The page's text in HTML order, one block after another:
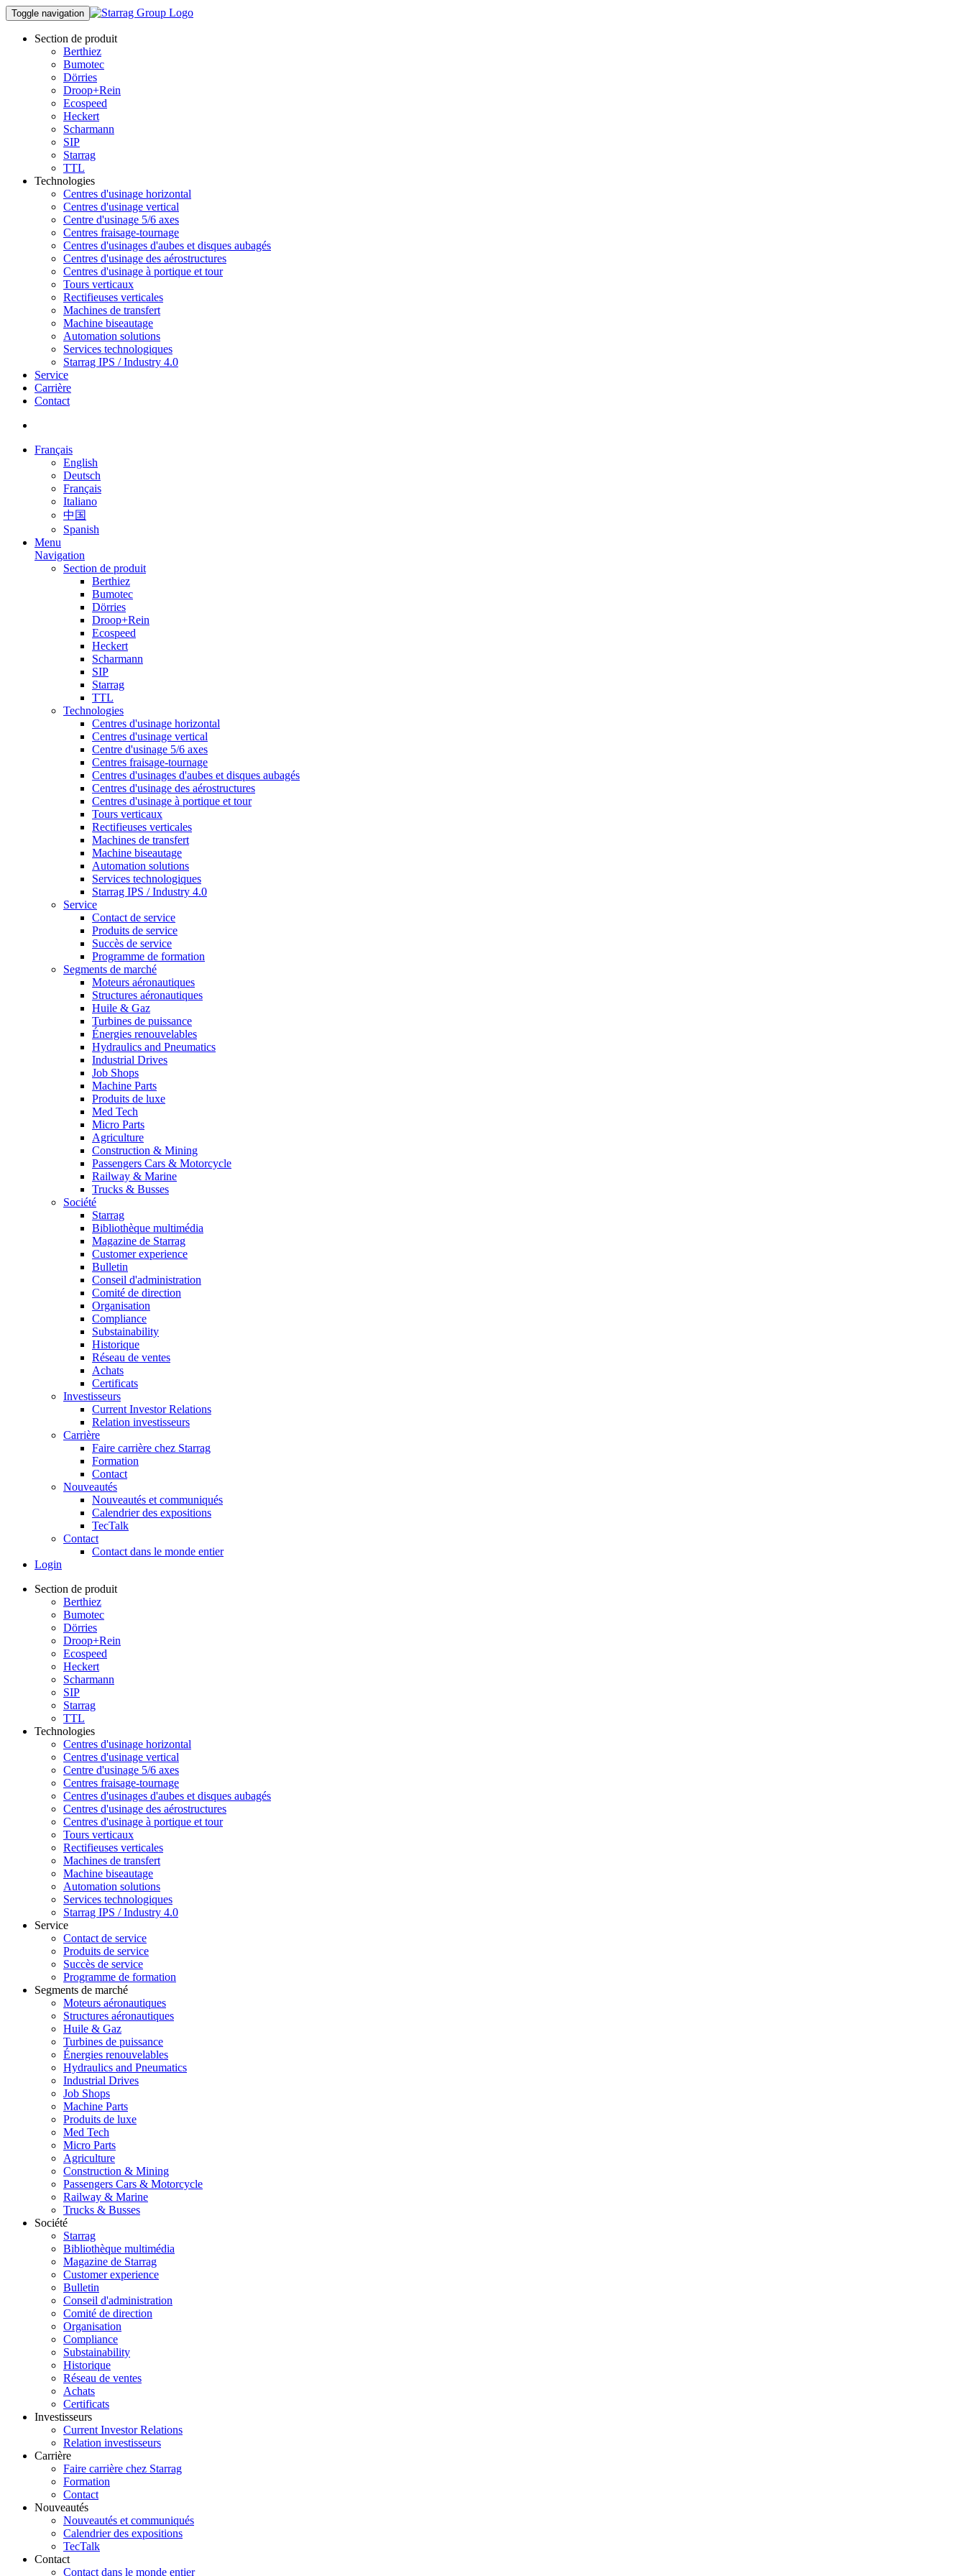
Toggle navigation
Section de produit
Berthiez
Bumotec
Dörries
Droop+Rein
Ecospeed
Heckert
Scharmann
SIP
Starrag
TTL
Technologies
Centres d'usinage horizontal
Centres d'usinage vertical
Centre d'usinage 5/6 axes
Centres fraisage-tournage
Centres d'usinages d'aubes et disques aubagés
Centres d'usinage des aérostructures
Centres d'usinage à portique et tour
Tours verticaux
Rectifieuses verticales
Machines de transfert
Machine biseautage
Automation solutions
Services technologiques
Starrag IPS / Industry 4.0
Service
Carrière
Contact
Français
English
Deutsch
Français
Italiano
中国
Spanish
Menu
Navigation
Section de produit
Berthiez
Bumotec
Dörries
Droop+Rein
Ecospeed
Heckert
Scharmann
SIP
Starrag
TTL
Technologies
Centres d'usinage horizontal
Centres d'usinage vertical
Centre d'usinage 5/6 axes
Centres fraisage-tournage
Centres d'usinages d'aubes et disques aubagés
Centres d'usinage des aérostructures
Centres d'usinage à portique et tour
Tours verticaux
Rectifieuses verticales
Machines de transfert
Machine biseautage
Automation solutions
Services technologiques
Starrag IPS / Industry 4.0
Service
Contact de service
Produits de service
Succès de service
Programme de formation
Segments de marché
Moteurs aéronautiques
Structures aéronautiques
Huile & Gaz
Turbines de puissance
Énergies renouvelables
Hydraulics and Pneumatics
Industrial Drives
Job Shops
Machine Parts
Produits de luxe
Med Tech
Micro Parts
Agriculture
Construction & Mining
Passengers Cars & Motorcycle
Railway & Marine
Trucks & Busses
Société
Starrag
Bibliothèque multimédia
Magazine de Starrag
Customer experience
Bulletin
Conseil d'administration
Comité de direction
Organisation
Compliance
Substainability
Historique
Réseau de ventes
Achats
Certificats
Investisseurs
Current Investor Relations
Relation investisseurs
Carrière
Faire carrière chez Starrag
Formation
Contact
Nouveautés
Nouveautés et communiqués
Calendrier des expositions
TecTalk
Contact
Contact dans le monde entier
Login
Section de produit
Berthiez
Bumotec
Dörries
Droop+Rein
Ecospeed
Heckert
Scharmann
SIP
Starrag
TTL
Technologies
Centres d'usinage horizontal
Centres d'usinage vertical
Centre d'usinage 5/6 axes
Centres fraisage-tournage
Centres d'usinages d'aubes et disques aubagés
Centres d'usinage des aérostructures
Centres d'usinage à portique et tour
Tours verticaux
Rectifieuses verticales
Machines de transfert
Machine biseautage
Automation solutions
Services technologiques
Starrag IPS / Industry 4.0
Service
Contact de service
Produits de service
Succès de service
Programme de formation
Segments de marché
Moteurs aéronautiques
Structures aéronautiques
Huile & Gaz
Turbines de puissance
Énergies renouvelables
Hydraulics and Pneumatics
Industrial Drives
Job Shops
Machine Parts
Produits de luxe
Med Tech
Micro Parts
Agriculture
Construction & Mining
Passengers Cars & Motorcycle
Railway & Marine
Trucks & Busses
Société
Starrag
Bibliothèque multimédia
Magazine de Starrag
Customer experience
Bulletin
Conseil d'administration
Comité de direction
Organisation
Compliance
Substainability
Historique
Réseau de ventes
Achats
Certificats
Investisseurs
Current Investor Relations
Relation investisseurs
Carrière
Faire carrière chez Starrag
Formation
Contact
Nouveautés
Nouveautés et communiqués
Calendrier des expositions
TecTalk
Contact
Contact dans le monde entier